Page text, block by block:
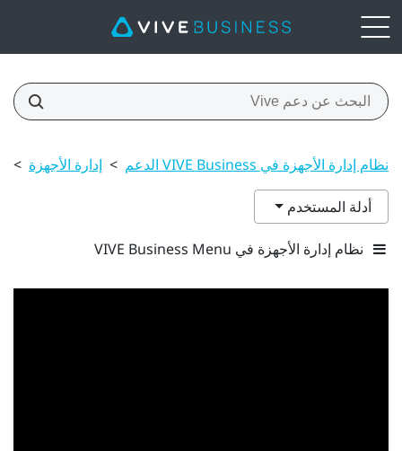
نظام إدارة الأجهزة في VIVE Business الدعم > إدارة الأجهزة >
أدلة المستخدم
نظام إدارة الأجهزة في VIVE Business Menu